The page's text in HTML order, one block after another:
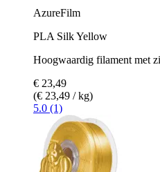
AzureFilm
PLA Silk Yellow
Hoogwaardig filament met
€ 23,49
(€ 23,49 / kg)
5.0 (1)